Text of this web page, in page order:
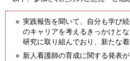
実践報告を聞いて、自分も学び
のキャリアを考えるきっかけと
研究に取り組んでおり、新たな着
新人看護師の育成に関する発表